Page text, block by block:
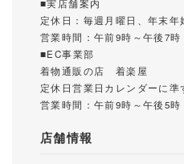
■実店舗案内
定休日：毎週月曜日、年末年
営業時間：午前9時～午後7時
■EC事業部
着物通販の店 着楽屋
定休日営業日カレンダーに準
営業時間：午前9時～午後5時
店舗情報